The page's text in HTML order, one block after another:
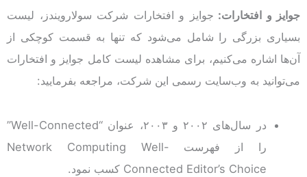
جوایز و افتخارات: جوایز و افتخارات شرکت سولارویندز، لیست
بسیاری بزرگی را شامل می‌شود که تنها به قسمت کوچکی از
آن‌ها اشاره می‌کنیم، برای مشاهده لیست کامل جوایز و افتخارات
می‌توانید به وب‌سایت رسمی این شرکت، مراجعه بفرمایید:
در سال‌های ۲۰۰۲ و ۲۰۰۳، عنوان “Well-Connected”
را از فهرست Network Computing Well-
Connected Editor’s Choice کسب نمود.